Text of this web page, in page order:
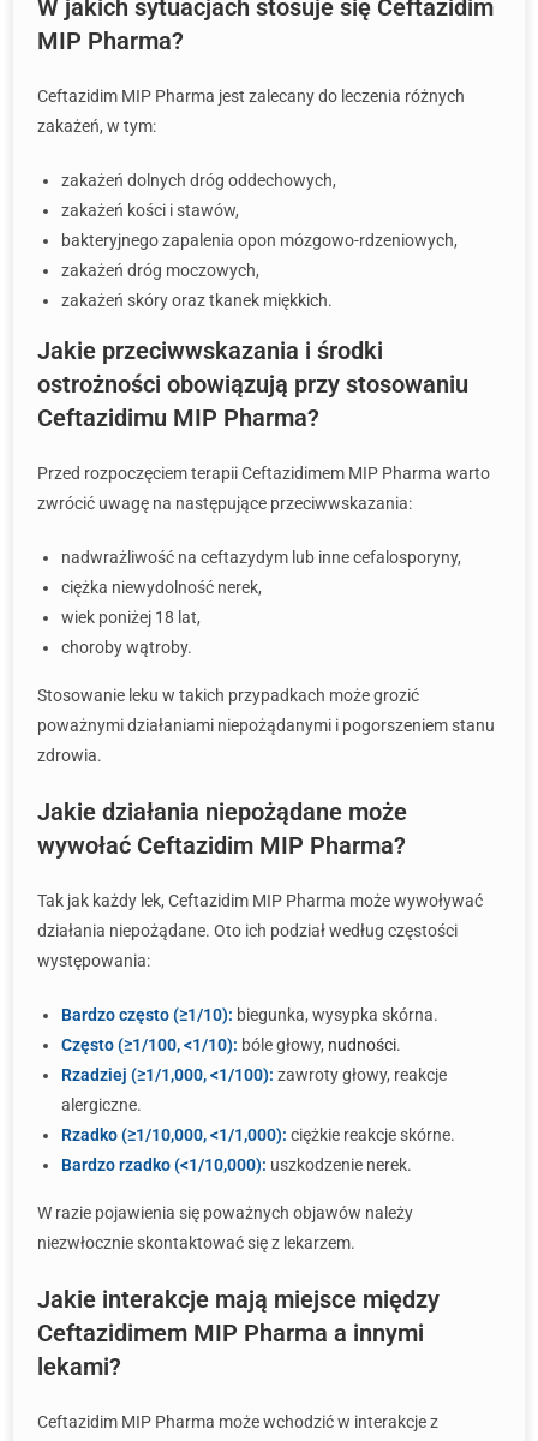
W jakich sytuacjach stosuje się Ceftazidim
MIP Pharma?
Ceftazidim MIP Pharma jest zalecany do leczenia różnych
zakażeń, w tym:
zakażeń dolnych dróg oddechowych,
zakażeń kości i stawów,
bakteryjnego zapalenia opon mózgowo-rdzeniowych,
zakażeń dróg moczowych,
zakażeń skóry oraz tkanek miękkich.
Jakie przeciwwskazania i środki
ostrożności obowiązują przy stosowaniu
Ceftazidimu MIP Pharma?
Przed rozpoczęciem terapii Ceftazidimem MIP Pharma warto
zwrócić uwagę na następujące przeciwwskazania:
nadwrażliwość na ceftazydym lub inne cefalosporyny,
ciężka niewydolność nerek,
wiek poniżej 18 lat,
choroby wątroby.
Stosowanie leku w takich przypadkach może grozić
poważnymi działaniami niepożądanymi i pogorszeniem stanu
zdrowia.
Jakie działania niepożądane może
wywołać Ceftazidim MIP Pharma?
Tak jak każdy lek, Ceftazidim MIP Pharma może wywoływać
działania niepożądane. Oto ich podział według częstości
występowania:
Bardzo często (≥1/10): biegunka, wysypka skórna.
Często (≥1/100, <1/10): bóle głowy, nudności.
Rzadziej (≥1/1,000, <1/100): zawroty głowy, reakcje
alergiczne.
Rzadko (≥1/10,000, <1/1,000): ciężkie reakcje skórne.
Bardzo rzadko (<1/10,000): uszkodzenie nerek.
W razie pojawienia się poważnych objawów należy
niezwłocznie skontaktować się z lekarzem.
Jakie interakcje mają miejsce między
Ceftazidimem MIP Pharma a innymi
lekami?
Ceftazidim MIP Pharma może wchodzić w interakcje z